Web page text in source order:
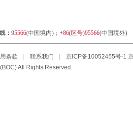
： 95566(中国境内)； +86(区号)95566(中国境外)
条款 联系我们 京ICP备10052455号-1
All Rights Reserved.